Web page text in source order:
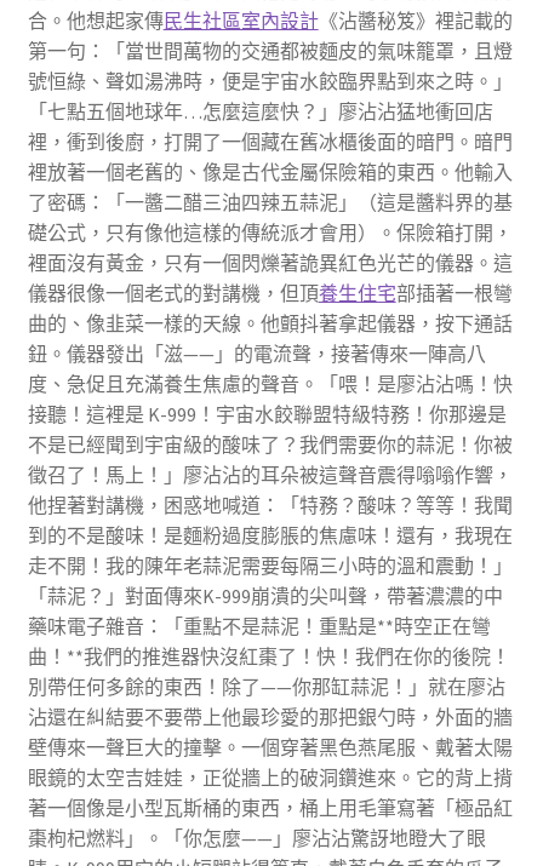
合。他想起家傳民生社區室內設計《沾醬秘笈》裡記載的
第一句：「當世間萬物的交通都被麵皮的氣味籠罩，且燈
號恒綠、聲如湯沸時，便是宇宙水餃臨界點到來之時。」
「七點五個地球年…怎麼這麼快？」廖沾沾猛地衝回店
裡，衝到後廚，打開了一個藏在舊冰櫃後面的暗門。暗門
裡放著一個老舊的、像是古代金屬保險箱的東西。他輸入
了密碼：「一醬二醋三油四辣五蒜泥」（這是醬料界的基
礎公式，只有像他這樣的傳統派才會用）。保險箱打開，
裡面沒有黃金，只有一個閃爍著詭異紅色光芒的儀器。這
儀器很像一個老式的對講機，但頂養生住宅部插著一根彎
曲的、像韭菜一樣的天線。他顫抖著拿起儀器，按下通話
鈕。儀器發出「滋——」的電流聲，接著傳來一陣高八
度、急促且充滿養生焦慮的聲音。「喂！是廖沾沾嗎！快
接聽！這裡是 K-999！宇宙水餃聯盟特級特務！你那邊是
不是已經聞到宇宙級的酸味了？我們需要你的蒜泥！你被
徵召了！馬上！」廖沾沾的耳朵被這聲音震得嗡嗡作響，
他捏著對講機，困惑地喊道：「特務？酸味？等等！我聞
到的不是酸味！是麵粉過度膨脹的焦慮味！還有，我現在
走不開！我的陳年老蒜泥需要每隔三小時的溫和震動！」
「蒜泥？」對面傳來K-999崩潰的尖叫聲，帶著濃濃的中
藥味電子雜音：「重點不是蒜泥！重點是**時空正在彎
曲！**我們的推進器快沒紅棗了！快！我們在你的後院！
別帶任何多餘的東西！除了——你那缸蒜泥！」就在廖沾
沾還在糾結要不要帶上他最珍愛的那把銀勺時，外面的牆
壁傳來一聲巨大的撞擊。一個穿著黑色燕尾服、戴著太陽
眼鏡的太空吉娃娃，正從牆上的破洞鑽進來。它的背上揹
著一個像是小型瓦斯桶的東西，桶上用毛筆寫著「極品紅
棗枸杞燃料」。「你怎麼——」廖沾沾驚訝地瞪大了眼